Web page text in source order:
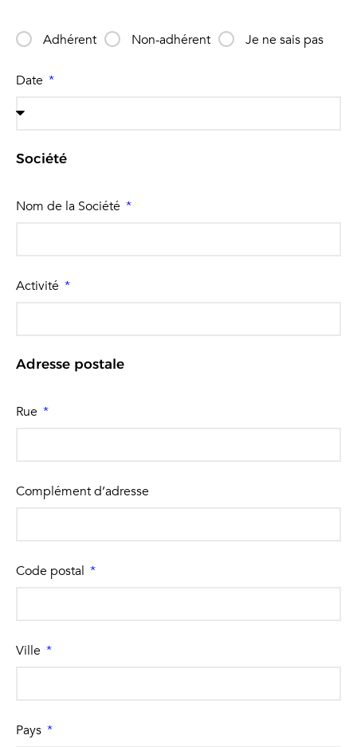
Adhérent Non-adhérent Je ne sais pas
Date
Société
Nom de la Société
Activité
Adresse postale
Rue
Complément d’adresse
Code postal
Ville
Pays